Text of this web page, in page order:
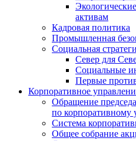
активам
Кадровая политика
Промышленная
Социальная
Север для
Социальные
Первые
Корпоративное
Обращение
по корпоративному
Система
Общее собрание